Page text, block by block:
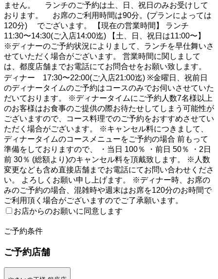
ません。 ランチのご予約は土、日、祝日のみお受けして
おります。 お席のご利用時間は90分。(プランによっては
120分) でございます。 【現在の営業時間】 ランチ
11:30〜14:30(ご入店14:00迄) 【土、日、祝日は11:00〜】
※ディナーのご予約状況によりまして、ランチを早仕舞いさ
せていただく場合がございます。 営業時間に関しまして
は、都度店舗までお電話にてお問合せをお願い致します。
ディナー 17:30〜22:00(ご入店21:00迄) ※金曜日、祝前日
のディナータイムのご予約はコースのみでお伺いさせていた
だいております。 ※ディナータイムにご予約人数7名様以上
のお客様はお食事のご提供の際お待たせしてしまう可能性が
ございますので、コース料理でのご予約をおすすめさせてい
ただく場合がございます。 ※キャンセル料につきまして、
ディナータイムのコースメニューをご予約の場合 前もって
準備をしておりますので、 ・当日 100％ ・前日 50％ ・2日
前 30％ (総額より)のキャンセル料を頂戴致します。 ※人数
変更なども含め直接店舗までお電話にてお問い合わせくださ
い。 よろしくお願い申し上げます。 ※ディナー時、お席の
みのご予約の場合、混雑時や週末はお席を120分のお時間で
ご利用頂く場合がございますのでご了承願います。
お店からのお願いに同意します
ご予約条件
ご予約店舗